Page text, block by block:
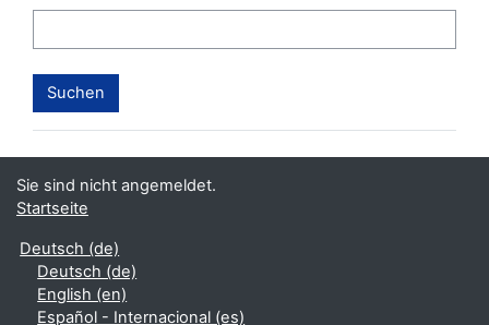
Sie sind nicht angemeldet.
Startseite
Deutsch ‎(de)‎
Deutsch ‎(de)‎
English ‎(en)‎
Español - Internacional ‎(es)‎